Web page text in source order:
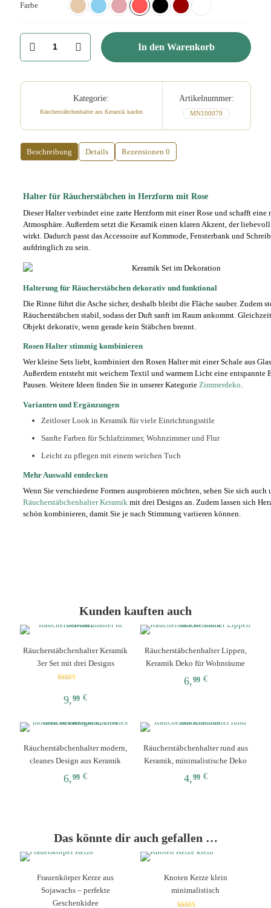
Farbe
Halter
Räucherstäbchen
Menge
In den Warenkorb
Kategorie:
Räucherstäbchenhalter aus Keramik kaufen
Artikelnummer:
MN100079
Beschreibung Details Rezensionen 0
Halter für Räucherstäbchen in Herzform mit Rose
Dieser Halter verbindet eine zarte Herzform mit einer Rose und schafft eine
Atmosphäre. Außerdem setzt die Keramik einen klaren Akzent, der
wirkt. Dadurch passt das Accessoire auf Kommode, Fensterbank und
aufdringlich zu sein.
Halterung für Räucherstäbchen dekorativ und funktional
Die Rinne führt die Asche sicher, deshalb bleibt die Fläche sauber. Zudem
Räucherstäbchen stabil, sodass der Duft sanft im Raum ankommt.
Objekt dekorativ, wenn gerade kein Stäbchen brennt.
Rosen Halter stimmig kombinieren
Wer kleine Sets liebt, kombiniert den Rosen Halter mit einer Schale aus
Außerdem entsteht mit weichem Textil und warmem Licht eine entspannte
Pausen. Weitere Ideen finden Sie in unserer Kategorie Zimmerdeko.
Varianten und Ergänzungen
Zeitloser Look in Keramik für viele Einrichtungsstile
Sanfte Farben für Schlafzimmer, Wohnzimmer und Flur
Leicht zu pflegen mit einem weichen Tuch
Mehr Auswahl entdecken
Wenn Sie verschiedene Formen ausprobieren möchten, sehen Sie sich auch
Räucherstäbchenhalter Keramik mit drei Designs an. Zudem lassen sich
schön kombinieren, damit Sie je nach Stimmung variieren können.
Kunden kauften auch
Räucherstäbchenhalter Keramik
3er Set mit drei Designs
von 5
9,99 €
Produkt
mehrere
Varianten
auf.
Produktseite
gewählt
Räucherstäbchenhalter Lippen,
Keramik Deko für Wohnräume
6,99 €
Die
Optionen
gewählt
Räucherstäbchenhalter modern,
cleanes Design aus Keramik
6,99 €
Varianten
auf.
Optionen
können
auf
Räucherstäbchenhalter rund aus
Keramik, minimalistische Deko
4,99 €
Varianten
auf.
Optionen
können
Das könnte dir auch gefallen …
Frauenkörper Kerze aus
Sojawachs – perfekte
Geschenkidee
Knoten Kerze klein
minimalistisch